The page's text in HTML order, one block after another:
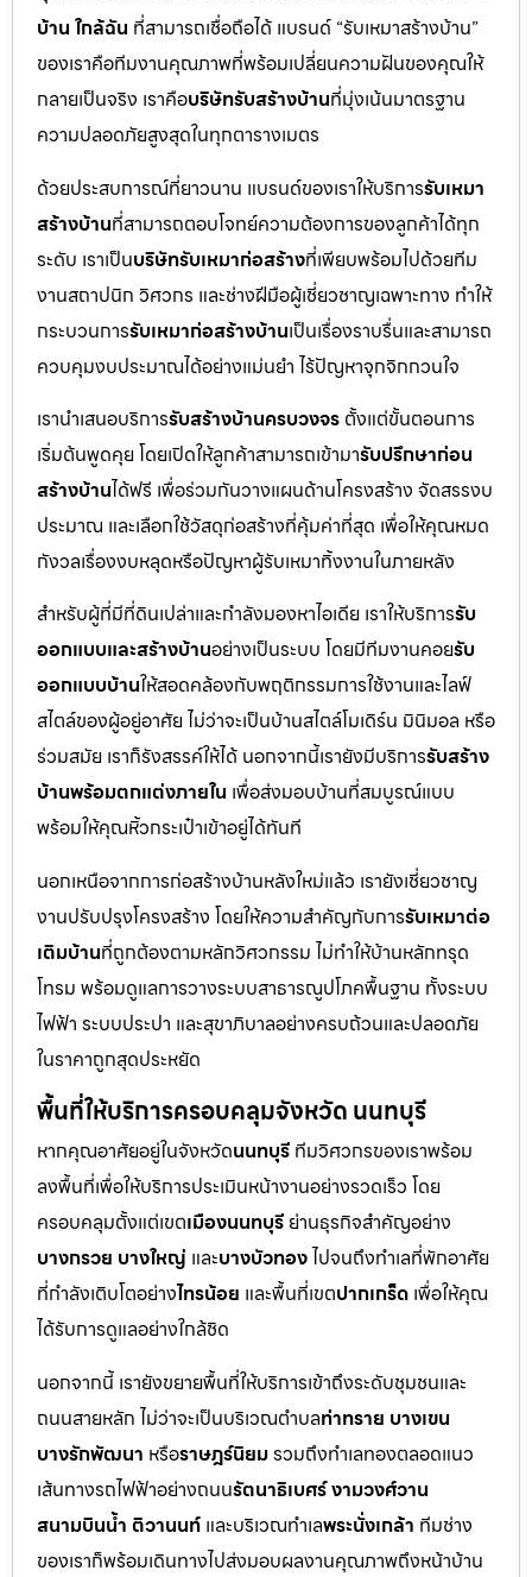
บ้าน ใกล้ฉัน ที่สามารถเชื่อถือได้ แบรนด์ “รับเหมาสร้างบ้าน”
ของเราคือทีมงานคุณภาพที่พร้อมเปลี่ยนความฝันของคุณให้
กลายเป็นจริง เราคือบริษัทรับสร้างบ้านที่มุ่งเน้นมาตรฐาน
ความปลอดภัยสูงสุดในทุกตารางเมตร
ด้วยประสบการณ์ที่ยาวนาน แบรนด์ของเราให้บริการรับเหมา
สร้างบ้านที่สามารถตอบโจทย์ความต้องการของลูกค้าได้ทุก
ระดับ เราเป็นบริษัทรับเหมาก่อสร้างที่เพียบพร้อมไปด้วยทีม
งานสถาปนิก วิศวกร และช่างฝีมือผู้เชี่ยวชาญเฉพาะทาง ทำให้
กระบวนการรับเหมาก่อสร้างบ้านเป็นเรื่องราบรื่นและสามารถ
ควบคุมงบประมาณได้อย่างแม่นยำ ไร้ปัญหาจุกจิกกวนใจ
เรานำเสนอบริการรับสร้างบ้านครบวงจร ตั้งแต่ขั้นตอนการ
เริ่มต้นพูดคุย โดยเปิดให้ลูกค้าสามารถเข้ามารับปรึกษาก่อน
สร้างบ้านได้ฟรี เพื่อร่วมกันวางแผนด้านโครงสร้าง จัดสรรงบ
ประมาณ และเลือกใช้วัสดุก่อสร้างที่คุ้มค่าที่สุด เพื่อให้คุณหมด
กังวลเรื่องงบหลุดหรือปัญหาผู้รับเหมาทิ้งงานในภายหลัง
สำหรับผู้ที่มีที่ดินเปล่าและกำลังมองหาไอเดีย เราให้บริการรับ
ออกแบบและสร้างบ้านอย่างเป็นระบบ โดยมีทีมงานคอยรับ
ออกแบบบ้านให้สอดคล้องกับพฤติกรรมการใช้งานและไลฟ์
สไตล์ของผู้อยู่อาศัย ไม่ว่าจะเป็นบ้านสไตล์โมเดิร์น มินิมอล หรือ
ร่วมสมัย เราก็รังสรรค์ให้ได้ นอกจากนี้เรายังมีบริการรับสร้าง
บ้านพร้อมตกแต่งภายใน เพื่อส่งมอบบ้านที่สมบูรณ์แบบ
พร้อมให้คุณหิ้วกระเป๋าเข้าอยู่ได้ทันที
นอกเหนือจากการก่อสร้างบ้านหลังใหม่แล้ว เรายังเชี่ยวชาญ
งานปรับปรุงโครงสร้าง โดยให้ความสำคัญกับการรับเหมาต่อ
เติมบ้านที่ถูกต้องตามหลักวิศวกรรม ไม่ทำให้บ้านหลักทรุด
โทรม พร้อมดูแลการวางระบบสาธารณูปโภคพื้นฐาน ทั้งระบบ
ไฟฟ้า ระบบประปา และสุขาภิบาลอย่างครบถ้วนและปลอดภัย
ในราคาถูกสุดประหยัด
พื้นที่ให้บริการครอบคลุมจังหวัด นนทบุรี
หากคุณอาศัยอยู่ในจังหวัดนนทบุรี ทีมวิศวกรของเราพร้อม
ลงพื้นที่เพื่อให้บริการประเมินหน้างานอย่างรวดเร็ว โดย
ครอบคลุมตั้งแต่เขตเมืองนนทบุรี ย่านธุรกิจสำคัญอย่าง
บางกรวย บางใหญ่ และบางบัวทองไปจนถึงทำเลที่พักอาศัย
ที่กำลังเติบโตอย่างไทรน้อย และพื้นที่เขตปากเกร็ด เพื่อให้คุณ
ได้รับการดูแลอย่างใกล้ชิด
นอกจากนี้ เรายังขยายพื้นที่ให้บริการเข้าถึงระดับชุมชนและ
ถนนสายหลัก ไม่ว่าจะเป็นบริเวณตำบลท่าทราย บางเขน
บางรักพัฒนา หรือราษฎร์นิยมรวมถึงทำเลทองตลอดแนว
เส้นทางรถไฟฟ้าอย่างถนนรัตนาธิเบศร์ งามวงศ์วาน
สนามบินน้ำ ติวานนท์ และบริเวณทำเลพระนั่งเกล้า ทีมช่าง
ของเราก็พร้อมเดินทางไปส่งมอบผลงานคุณภาพถึงหน้าบ้าน